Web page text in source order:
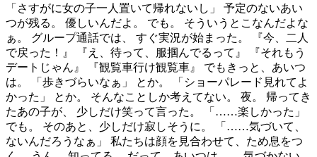
「さすがに女の子一人置いて帰れないし」 予定のないあい
つが残る。 優しいんだよ。 でも。 そういうとこなんだよな
ぁ。 グループ通話では、 すぐ実況が始まった。 『今、二人
で戻った！』 『え、待って、服掴んでるって』 『それもう
デートじゃん』 『観覧車行け観覧車』 でもきっと、あいつ
は。 「歩きづらいなぁ」 とか。 「ショーパレード見れてよ
かった」 とか。 そんなことしか考えてない。 夜。 帰ってき
たあの子が、 少しだけ笑って言った。 「……楽しかった」
でも。 そのあと、少しだけ寂しそうに。 「……気づいて、
ないんだろうなぁ」 私たちは顔を見合わせて、ため息をつ